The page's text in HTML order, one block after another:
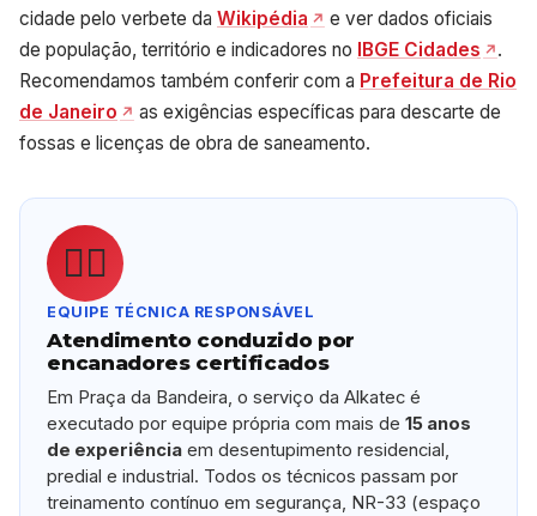
cidade pelo verbete da Wikipédia
e ver dados oficiais
de população, território e indicadores no IBGE Cidades
.
Recomendamos também conferir com a Prefeitura de Rio
de Janeiro
as exigências específicas para descarte de
fossas e licenças de obra de saneamento.
👷‍♂️
EQUIPE TÉCNICA RESPONSÁVEL
Atendimento conduzido por
encanadores certificados
Em Praça da Bandeira, o serviço da Alkatec é
executado por equipe própria com mais de15 anos
de experiência em desentupimento residencial,
predial e industrial. Todos os técnicos passam por
treinamento contínuo em segurança, NR-33 (espaço